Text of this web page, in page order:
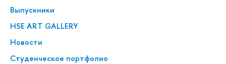
Выпускники
HSE ART GALLERY
Новости
Студенческое портфолио